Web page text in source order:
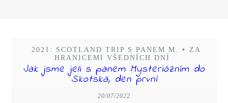
2021: SCOTLAND TRIP S PANEM M. • ZA
HRANICEMI VŠEDNÍCH DNÍ
Jak jsme jeli s panem Mysteriózním do
Skotska, den první
20/07/2022